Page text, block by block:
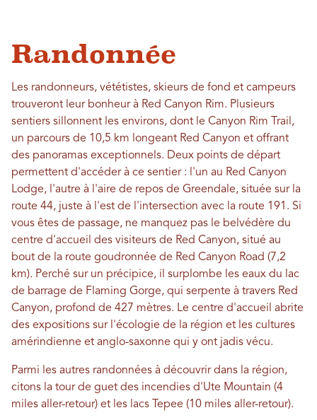
Randonnée
Les randonneurs, vététistes, skieurs de fond et campeurs
trouveront leur bonheur à Red Canyon Rim. Plusieurs
sentiers sillonnent les environs, dont le Canyon Rim Trail,
un parcours de 10,5 km longeant Red Canyon et offrant
des panoramas exceptionnels. Deux points de départ
permettent d'accéder à ce sentier : l'un au Red Canyon
Lodge, l'autre à l'aire de repos de Greendale, située sur la
route 44, juste à l'est de l'intersection avec la route 191. Si
vous êtes de passage, ne manquez pas le belvédère du
centre d'accueil des visiteurs de Red Canyon, situé au
bout de la route goudronnée de Red Canyon Road (7,2
km). Perché sur un précipice, il surplombe les eaux du lac
de barrage de Flaming Gorge, qui serpente à travers Red
Canyon, profond de 427 mètres. Le centre d'accueil abrite
des expositions sur l'écologie de la région et les cultures
amérindienne et anglo-saxonne qui y ont jadis vécu.
Parmi les autres randonnées à découvrir dans la région,
citons la tour de guet des incendies d'Ute Mountain (4
miles aller-retour) et les lacs Tepee (10 miles aller-retour).